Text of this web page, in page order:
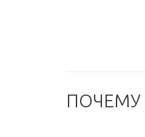
ПОЧЕМУ